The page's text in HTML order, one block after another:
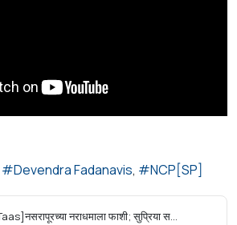
Devendra Fadanavis NCP[SP]
नराधमाला फाशी; सुप्रिया स...